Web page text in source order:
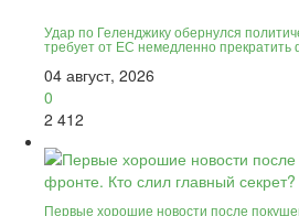
Удар по Геленджику обернулся
требует от ЕС немедленно
04 август, 2026
0
2 412
Первые хорошие новости после